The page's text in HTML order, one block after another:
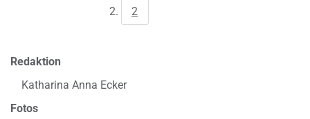
2
Redaktion
Katharina Anna Ecker
Fotos